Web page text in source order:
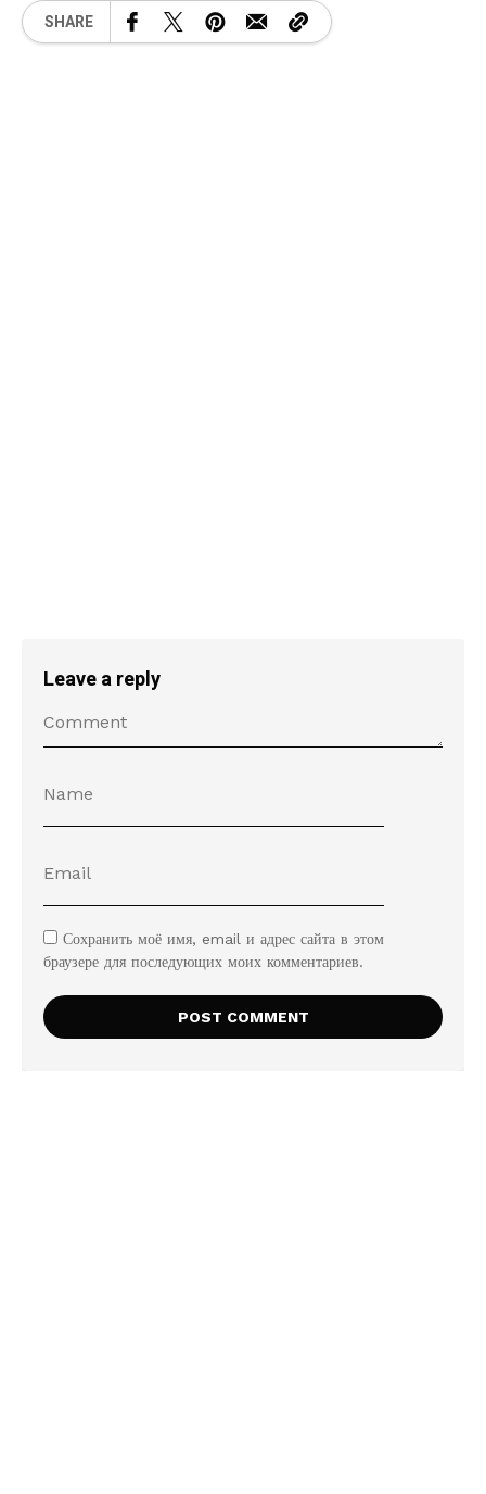
SHARE
Leave a reply
Сохранить моё имя, email и адрес сайта в этом
браузере для последующих моих комментариев.